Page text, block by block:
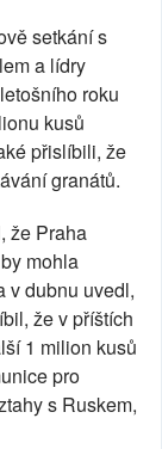
setkání s
a lídry
roku
kusů
přislíbili, že
granátů.
že Praha
mohla
v dubnu uvedl,
že v příštích
1 milion kusů
pro
s Ruskem,